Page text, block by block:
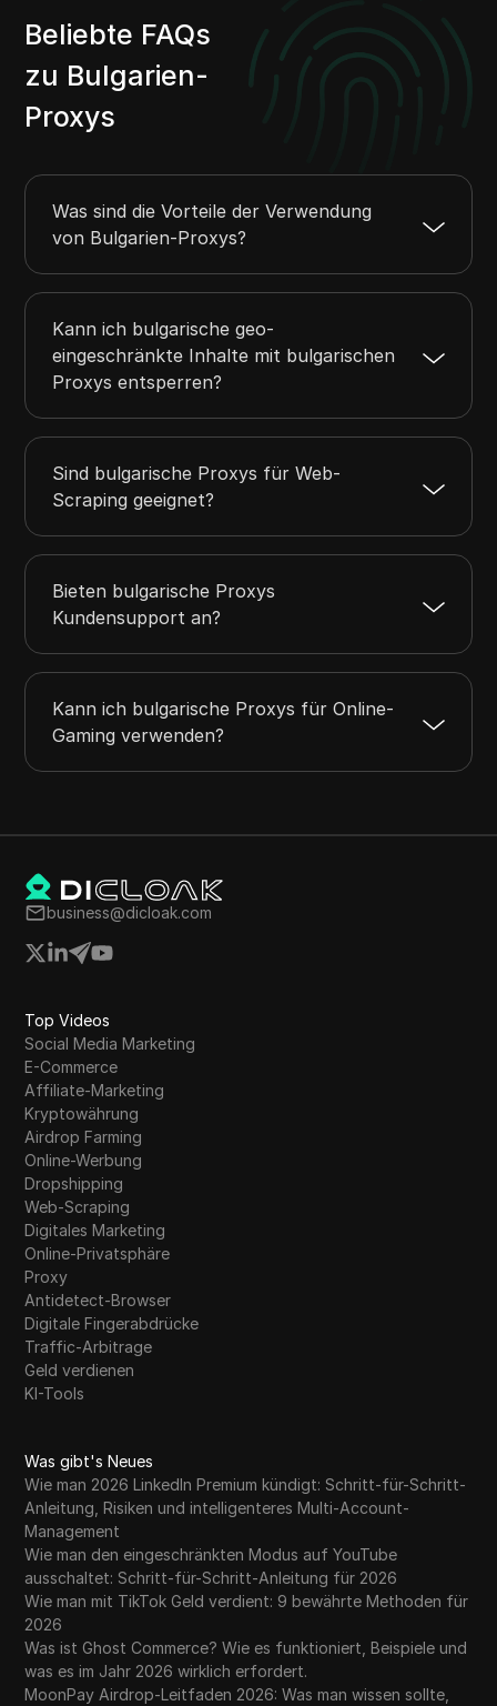
Beliebte FAQs
zu Bulgarien-
Proxys
Was sind die Vorteile der Verwendung
von Bulgarien-Proxys?
Kann ich bulgarische geo-
eingeschränkte Inhalte mit bulgarischen
Proxys entsperren?
Sind bulgarische Proxys für Web-
Scraping geeignet?
Bieten bulgarische Proxys
Kundensupport an?
Kann ich bulgarische Proxys für Online-
Gaming verwenden?
business@dicloak.com
Top Videos
Social Media Marketing
E-Commerce
Affiliate-Marketing
Kryptowährung
Airdrop Farming
Online-Werbung
Dropshipping
Web-Scraping
Digitales Marketing
Online-Privatsphäre
Proxy
Antidetect-Browser
Digitale Fingerabdrücke
Traffic-Arbitrage
Geld verdienen
KI-Tools
Was gibt's Neues
Wie man 2026 LinkedIn Premium kündigt: Schritt-für-Schritt-
Anleitung, Risiken und intelligenteres Multi-Account-
Management
Wie man den eingeschränkten Modus auf YouTube
ausschaltet: Schritt-für-Schritt-Anleitung für 2026
Wie man mit TikTok Geld verdient: 9 bewährte Methoden für
2026
Was ist Ghost Commerce? Wie es funktioniert, Beispiele und
was es im Jahr 2026 wirklich erfordert.
MoonPay Airdrop-Leitfaden 2026: Was man wissen sollte,